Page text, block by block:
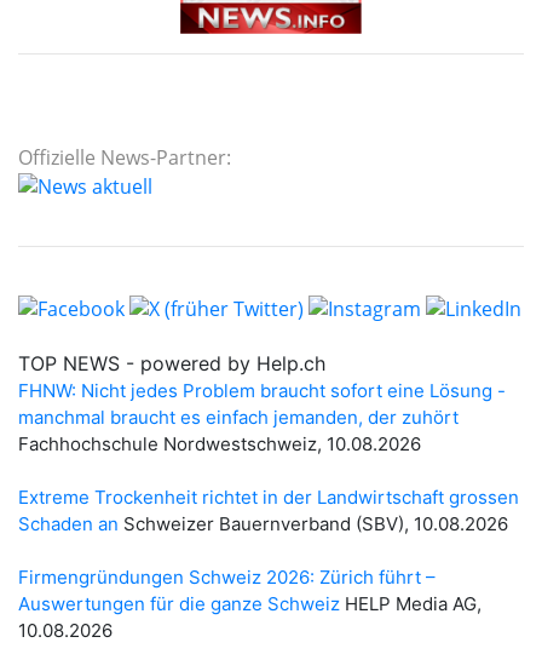
Offizielle News-Partner: